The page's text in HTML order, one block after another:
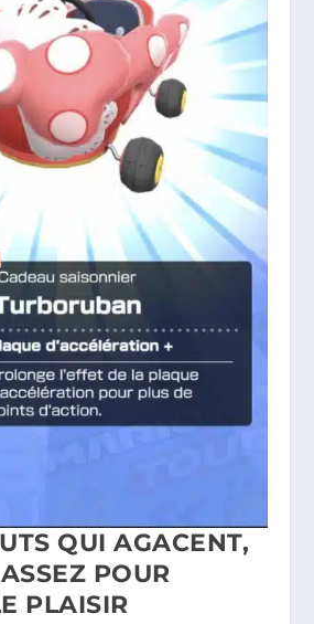
QUI AGACENT,
POUR
PLAISIR